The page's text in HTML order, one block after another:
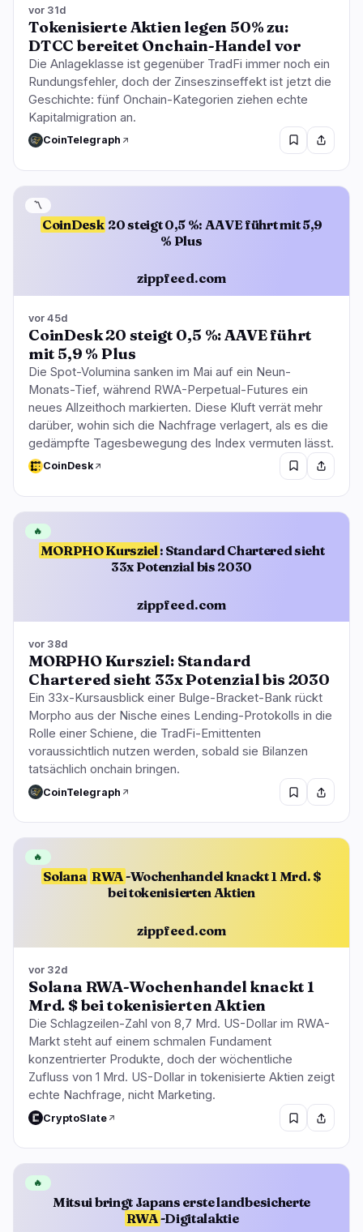
vor 31d
Tokenisierte Aktien legen 50% zu:
DTCC bereitet Onchain-Handel vor
Die Anlageklasse ist gegenüber TradFi immer noch ein
Rundungsfehler, doch der Zinseszinseffekt ist jetzt die
Geschichte: fünf Onchain-Kategorien ziehen echte
Kapitalmigration an.
CoinTelegraph
CoinDesk 20 steigt 0,5 %: AAVE führt mit 5,9
% Plus
zippfeed.com
〽️
vor 45d
CoinDesk 20 steigt 0,5 %: AAVE führt
mit 5,9 % Plus
Die Spot-Volumina sanken im Mai auf ein Neun-
Monats-Tief, während RWA-Perpetual-Futures ein
neues Allzeithoch markierten. Diese Kluft verrät mehr
darüber, wohin sich die Nachfrage verlagert, als es die
gedämpfte Tagesbewegung des Index vermuten lässt.
CoinDesk
MORPHO Kursziel: Standard Chartered sieht
33x Potenzial bis 2030
zippfeed.com
🔥
vor 38d
MORPHO Kursziel: Standard
Chartered sieht 33x Potenzial bis 2030
Ein 33x-Kursausblick einer Bulge-Bracket-Bank rückt
Morpho aus der Nische eines Lending-Protokolls in die
Rolle einer Schiene, die TradFi-Emittenten
voraussichtlich nutzen werden, sobald sie Bilanzen
tatsächlich onchain bringen.
CoinTelegraph
Solana RWA-Wochenhandel knackt 1 Mrd. $
bei tokenisierten Aktien
zippfeed.com
🔥
vor 32d
Solana RWA-Wochenhandel knackt 1
Mrd. $ bei tokenisierten Aktien
Die Schlagzeilen-Zahl von 8,7 Mrd. US-Dollar im RWA-
Markt steht auf einem schmalen Fundament
konzentrierter Produkte, doch der wöchentliche
Zufluss von 1 Mrd. US-Dollar in tokenisierte Aktien zeigt
echte Nachfrage, nicht Marketing.
CryptoSlate
Mitsui bringt Japans erste landbesicherte
RWA-Digitalaktie
🔥